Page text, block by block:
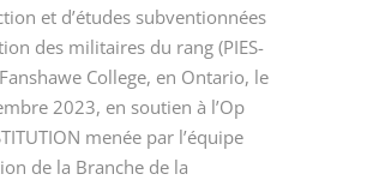
et d’études subventionnées
des militaires du rang (PIES-
College, en Ontario, le
2023, en soutien à l’Op
menée par l’équipe
de la Branche de la